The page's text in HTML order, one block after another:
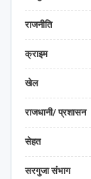
राजनीति
क्राइम
खेल
राजधानी/ प्रशासन
सेहत
सरगुजा संभाग